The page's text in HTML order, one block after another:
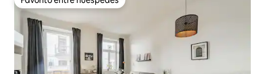
Favorito entre huéspedes